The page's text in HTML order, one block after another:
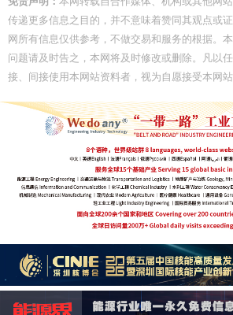
传递更多信息之目的，并不意味着赞同其观点或
网所有信息仅供参考，不做交易和服务的根据。
问题请及时告之，本网将及时修改或删除。凡以
接、间接使用本网站资料者，视为自愿接受本网站